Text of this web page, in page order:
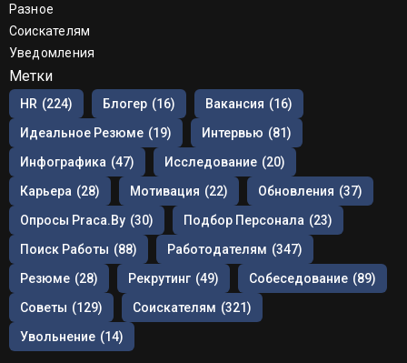
Разное
Соискателям
Уведомления
Метки
HR (224) Блогер (16) Вакансия (16)
Идеальное Резюме (19) Интервью (81)
Инфографика (47) Исследование (20)
Карьера (28) Мотивация (22) Обновления (37)
Опросы Praca.by (30) Подбор Персонала (23)
Поиск Работы (88) Работодателям (347)
Резюме (28) Рекрутинг (49) Собеседование (89)
Советы (129) Соискателям (321)
Увольнение (14)